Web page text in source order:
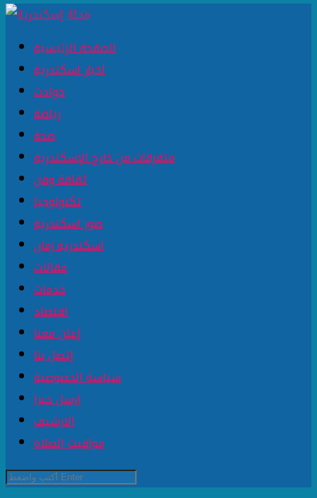
الصفحة الرئيسية
اخبار اسكندرية
حوادث
رياضة
صحة
متفرقات من خارج الإسكندرية
ثقافة وفن
تكنولوجيا
صور اسكندرية
اسكندرية زمان
مقالات
خدمات
اقتصاد
إعلن معنا
إتصل بنا
سياسة الخصوصية
ارسل خبرا
الارشيف
مواقيت الصلاة